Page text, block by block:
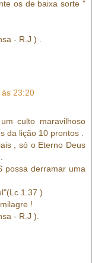
os de baixa sorte "
- R.J ) .
23:20
culto maravilhoso
da lição 10 prontos .
, só o Eterno Deus
possa derramar uma
1.37 )
!
- R.J ).